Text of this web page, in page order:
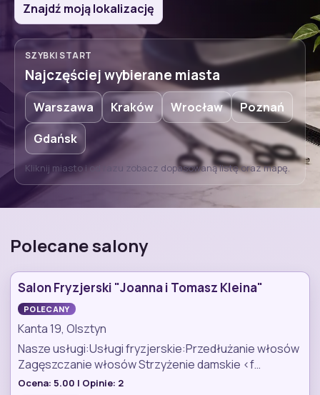
Znajdź moją lokalizację
SZYBKI START
Najczęściej wybierane miasta
Warszawa Kraków Wrocław
Poznań
Gdańsk
Kliknij miasto i od razu zobacz dopasowaną listę oraz mapę.
Polecane salony
Salon Fryzjerski "Joanna i Tomasz Kleina"
POLECANY
Kanta 19, Olsztyn
Nasze usługi:Usługi fryzjerskie:Przedłużanie włosów
Zagęszczanie włosów Strzyżenie damskie <f…
Ocena: 5.00 | Opinie: 2